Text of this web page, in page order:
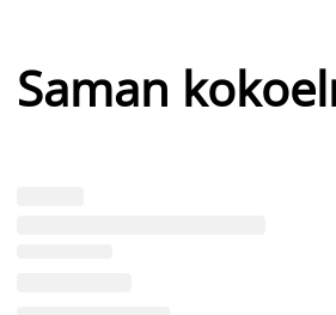
Saman